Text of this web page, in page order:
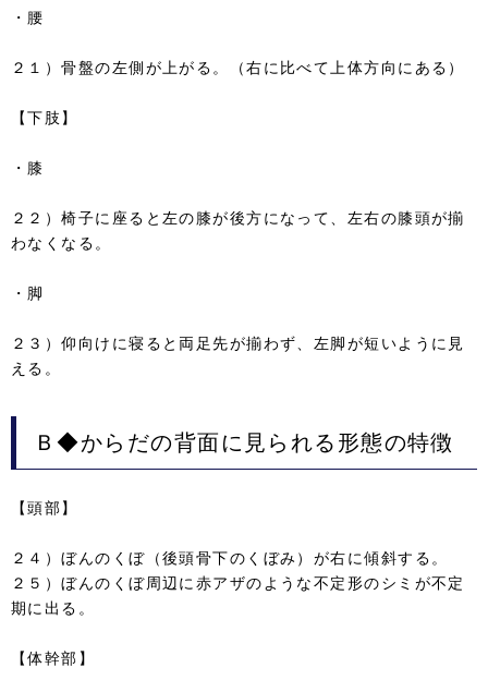
・腰
２１）骨盤の左側が上がる。（右に比べて上体方向にある）
【下肢】
・膝
２２）椅子に座ると左の膝が後方になって、左右の膝頭が揃
わなくなる。
・脚
２３）仰向けに寝ると両足先が揃わず、左脚が短いように見
える。
Ｂ◆からだの背面に見られる形態の特徴
【頭部】
２４）ぼんのくぼ（後頭骨下のくぼみ）が右に傾斜する。
２５）ぼんのくぼ周辺に赤アザのような不定形のシミが不定
期に出る。
【体幹部】